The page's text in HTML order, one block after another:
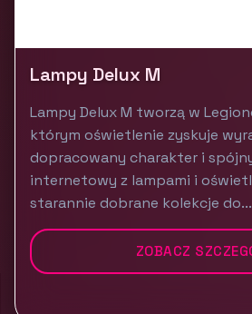
Lampy Delux M
Lampy Delux M tworzą w
którym oświetlenie zyskuje
dopracowany charakter i
internetowy z lampami i
starannie dobrane kolekcje do...
ZOBACZ